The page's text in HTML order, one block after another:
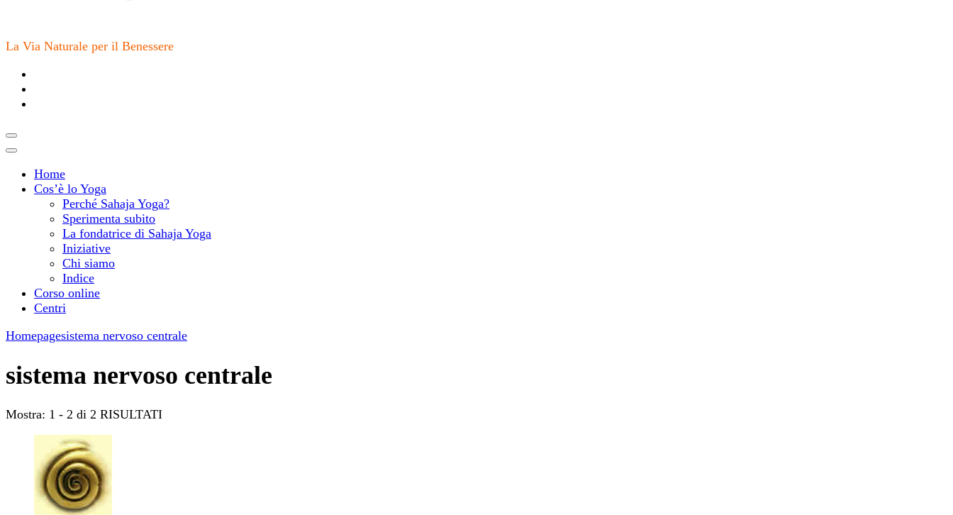
La Via Naturale per il Benessere
Home
Cos’è lo Yoga
Perché Sahaja Yoga?
Sperimenta subito
La fondatrice di Sahaja Yoga
Iniziative
Chi siamo
Indice
Corso online
Centri
Homepagesistema nervoso centrale
sistema nervoso centrale
Mostra: 1 - 2 di 2 RISULTATI